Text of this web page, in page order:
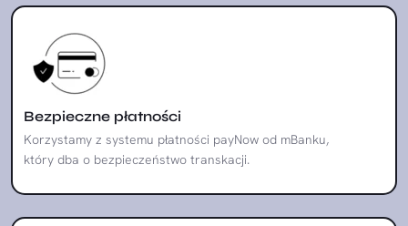
Bezpieczne płatności
Korzystamy z systemu płatności payNow od mBanku,
który dba o bezpieczeństwo transkacji.